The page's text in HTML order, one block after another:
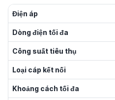
Điện áp
Dòng điện tối đa
Công suất tiêu thụ
Loại cáp kết nối
Khoảng cách tối đa